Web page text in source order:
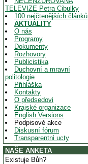
TELEVIZE Petra Cibulky
100 nejčtenějších článků
AKTUALITY
O nás
Programy
Dokumenty
Rozhovory
Publicistika
Duchovní a mravní
politologie
Přihláška
Kontakty
O předsedovi
Krajské organizace
English Versions
Podpisové akce
Diskusní fórum
Transparentni ucty
NAŠE ANKETA
Existuje Bůh?